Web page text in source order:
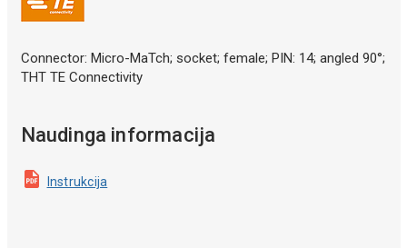
Connector: Micro-MaTch; socket; female; PIN: 14; angled 90°;
THT TE Connectivity
Naudinga informacija
Instrukcija